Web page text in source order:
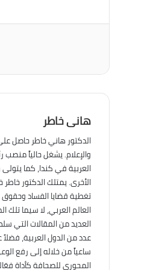
هانى خاطر
الدكتور هاني خاطر حاصل
والإعلام. يشغل حالياً
العربية في كندا، كما
الأخرى. يمتلك الدكتور
تغطية قضايا الفساد وحقوق
العالم العربي، لا سيما تلك
العديد من المقالات التي
عدد من الدول العربية،
ساعياً من خلاله إلى رفع
المحوري للصحافة كأداة